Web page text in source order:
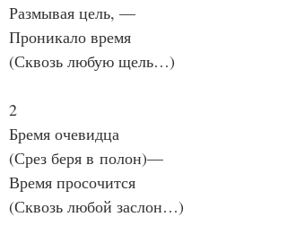
Размывая цель, —
Проникало время
(Сквозь любую щель…)
2
Бремя очевидца
(Срез беря в полон)—
Время просочится
(Сквозь любой заслон…)